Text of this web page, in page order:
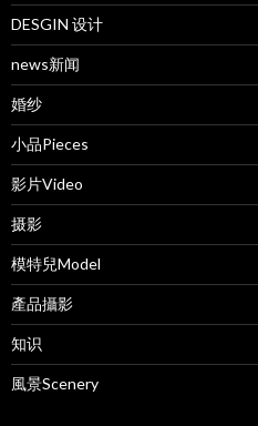
DESGIN 设计
news新闻
婚纱
小品Pieces
影片Video
摄影
模特兒Model
產品攝影
知识
風景Scenery